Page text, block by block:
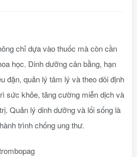
chỉ dựa vào thuốc mà còn cần
học. Dinh dưỡng cân bằng, hạn
đặn, quản lý tâm lý và theo dõi định
sức khỏe, tăng cường miễn dịch và
Quản lý dinh dưỡng và lối sống là
trình chống ung thư.